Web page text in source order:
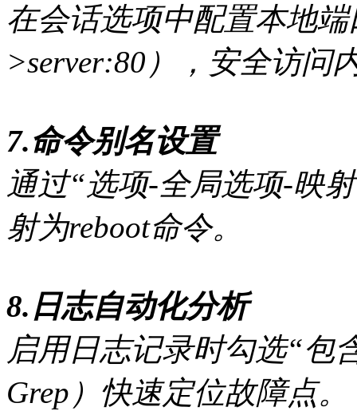
在会话选项中配置本地
>server:80），安全访问
7.命令别名设置
通过“选项-全局选项-映
射为reboot命令。
8.日志自动化分析
启用日志记录时勾选“包
Grep）快速定位故障点。